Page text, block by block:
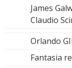
James
Claudio
Orlando
Fantasia